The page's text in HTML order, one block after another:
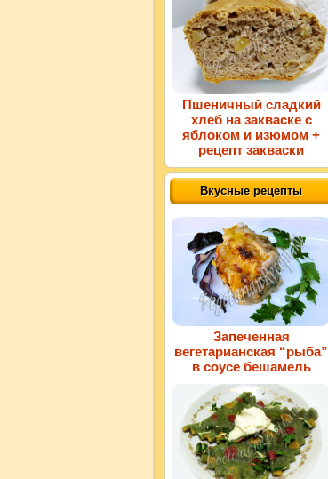
Пшеничный сладкий
хлеб на закваске с
яблоком и изюмом +
рецепт закваски
Вкусные рецепты
Запеченная
вегетарианская “рыба”
в соусе бешамель